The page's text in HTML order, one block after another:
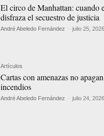
El circo de Manhattan: cuando
disfraza el secuestro de justicia
André Abeledo Fernández - julio 25, 2026
Artículos
Cartas con amenazas no
incendios
André Abeledo Fernández - julio 24, 2026